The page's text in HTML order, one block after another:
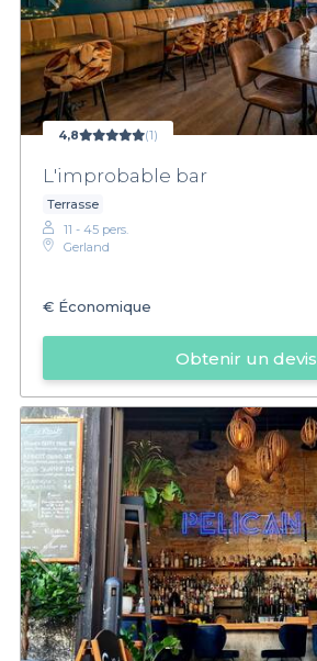
4,8 (1)
L'improbable bar
Terrasse
11 - 45 pers.
Gerland
€ Économique
Obtenir un devis